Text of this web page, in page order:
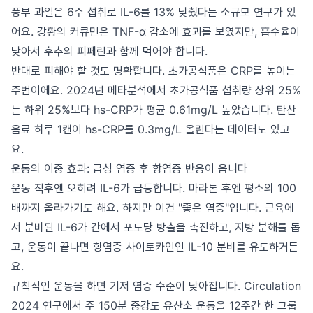
풍부 과일은 6주 섭취로 IL-6를 13% 낮췄다는 소규모 연구가 있
어요. 강황의 커큐민은 TNF-α 감소에 효과를 보였지만, 흡수율이
낮아서 후추의 피페린과 함께 먹어야 합니다.
반대로 피해야 할 것도 명확합니다. 초가공식품은 CRP를 높이는
주범이에요. 2024년 메타분석에서 초가공식품 섭취량 상위 25%
는 하위 25%보다 hs-CRP가 평균 0.61mg/L 높았습니다. 탄산
음료 하루 1캔이 hs-CRP를 0.3mg/L 올린다는 데이터도 있고
요.
운동의 이중 효과: 급성 염증 후 항염증 반응이 옵니다
운동 직후엔 오히려 IL-6가 급등합니다. 마라톤 후엔 평소의 100
배까지 올라가기도 해요. 하지만 이건 "좋은 염증"입니다. 근육에
서 분비된 IL-6가 간에서 포도당 방출을 촉진하고, 지방 분해를 돕
고, 운동이 끝나면 항염증 사이토카인인 IL-10 분비를 유도하거든
요.
규칙적인 운동을 하면 기저 염증 수준이 낮아집니다. Circulation
2024 연구에서 주 150분 중강도 유산소 운동을 12주간 한 그룹